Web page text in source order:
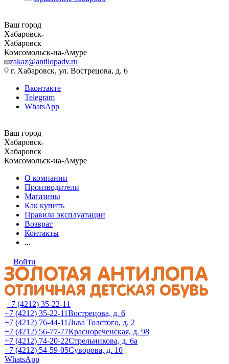
Ваш город
Хабаровск
Хабаровск
Комсомольск-на-Амуре
zakaz@antilopadv.ru
г. Хабаровск, ул. Вострецова, д. 6
Вконтакте
Telegram
WhatsApp
Ваш город
Хабаровск
Хабаровск
Комсомольск-на-Амуре
О компании
Производители
Магазины
Как купить
Правила эксплуатации
Возврат
Контакты
...
Войти
+7 (4212) 35-22-11
+7 (4212) 35-22-11Вострецова, д. 6
+7 (4212) 76-44-11Льва Толстого, д. 2
+7 (4212) 56-77-77Краснореченская, д. 98
+7 (4212) 74-20-22Стрельникова, д. 6а
+7 (4212) 54-59-05Суворова, д. 10
WhatsApp